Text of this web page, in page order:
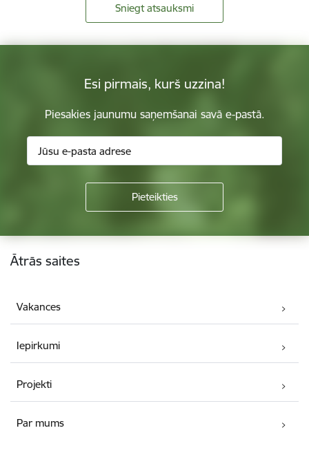
Sniegt atsauksmi
Esi pirmais, kurš uzzina!
Piesakies jaunumu saņemšanai savā e-pastā.
Kājene
Ātrās saites
Vakances
Iepirkumi
Projekti
Par mums